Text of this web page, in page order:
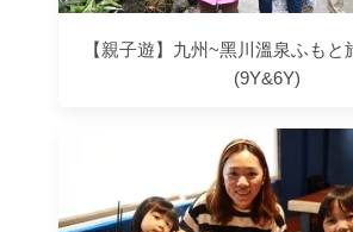
【親子遊】九州~黑川溫泉ふもと
(9Y&6Y)